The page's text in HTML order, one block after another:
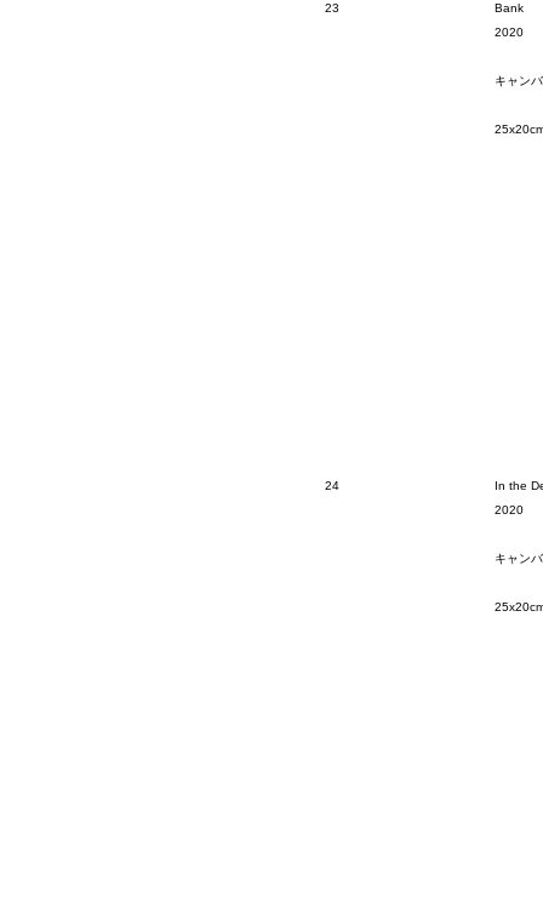
23
Bank
2020
キャン
24
In the
2020
キャン